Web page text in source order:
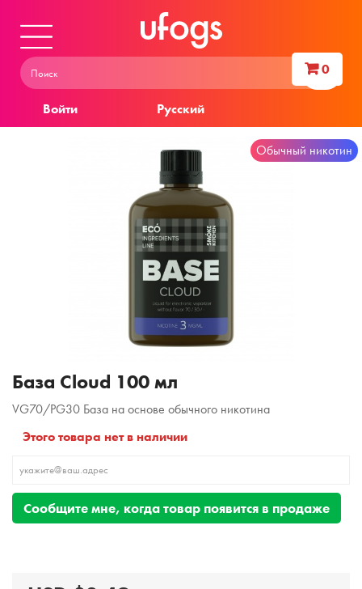
Войти Русский
0
База Cloud 100 мл
VG70/PG30 База на основе обычного никотина
Этого товара нет в наличии
Сообщите мне, когда товар появится в продаже
Обычный никотин